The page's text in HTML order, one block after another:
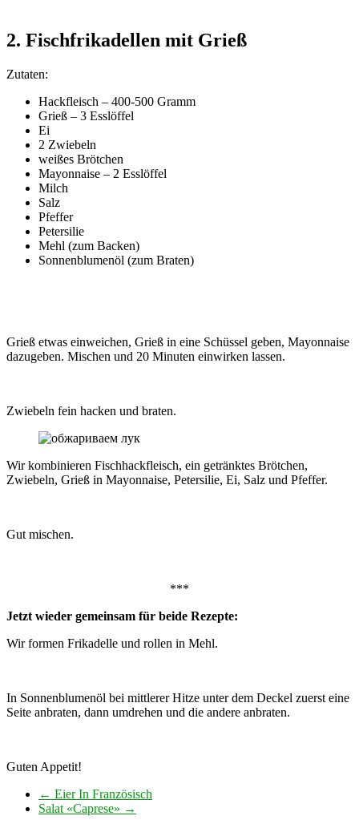
2. Fischfrikadellen mit Grieß
Zutaten:
Hackfleisch – 400-500 Gramm
Grieß – 3 Esslöffel
Ei
2 Zwiebeln
weißes Brötchen
Mayonnaise – 2 Esslöffel
Milch
Salz
Pfeffer
Petersilie
Mehl (zum Backen)
Sonnenblumenöl (zum Braten)
Grieß etwas einweichen, Grieß in eine Schüssel geben, Mayonnaise
dazugeben. Mischen und 20 Minuten einwirken lassen.
Zwiebeln fein hacken und braten.
Wir kombinieren Fischhackfleisch, ein getränktes Brötchen,
Zwiebeln, Grieß in Mayonnaise, Petersilie, Ei, Salz und Pfeffer.
Gut mischen.
***
Jetzt wieder gemeinsam für beide Rezepte:
Wir formen Frikadelle und rollen in Mehl.
In Sonnenblumenöl bei mittlerer Hitze unter dem Deckel zuerst eine
Seite anbraten, dann umdrehen und die andere anbraten.
Guten Appetit!
← Eier In Französisch
Salat «Caprese» →